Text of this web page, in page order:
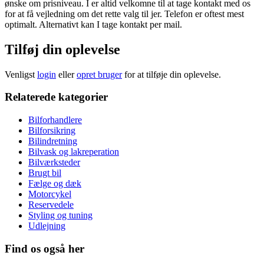
ønske om prisniveau. I er altid velkomne til at tage kontakt med os
for at få vejledning om det rette valg til jer. Telefon er oftest mest
optimalt. Alternativt kan I tage kontakt per mail.
Tilføj din oplevelse
Venligst login elleropret brugerfor at tilføje din oplevelse.
Relaterede kategorier
Bilforhandlere
Bilforsikring
Bilindretning
Bilvask og lakreperation
Bilværksteder
Brugt bil
Fælge og dæk
Motorcykel
Reservedele
Styling og tuning
Udlejning
Find os også her